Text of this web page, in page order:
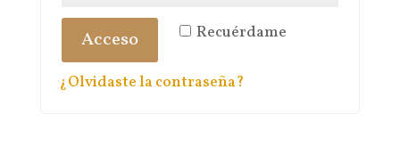
Recuérdame
Acceso
¿Olvidaste la contraseña?